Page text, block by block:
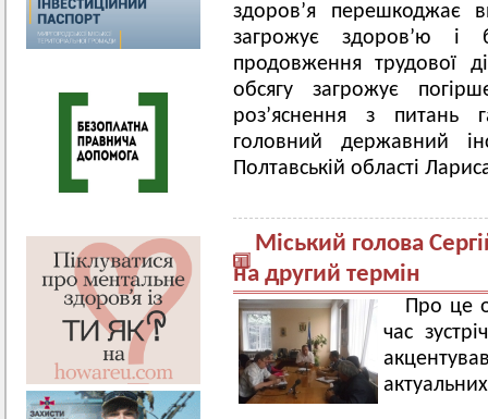
здоров’я перешкоджає
загрожує здоров’ю і
продовження трудової
обсягу загрожує
роз’яснення з питань
головний державний
Полтавській області
Міський голова
на другий термін
Про це
час